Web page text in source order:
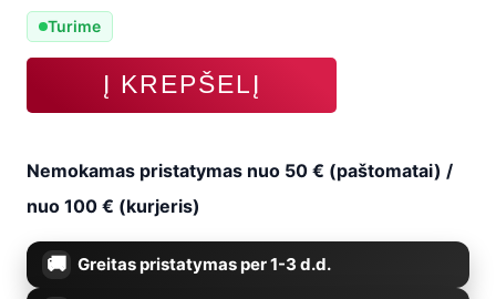
€129,99.€103,99.
Turime
produkto
kiekis:
liemenė
15,
Į KREPŠELĮ
Nemokamas pristatymas nuo 50 € (paštomatai) /
nuo 100 € (kurjeris)
Greitas pristatymas per 1-3 d.d.